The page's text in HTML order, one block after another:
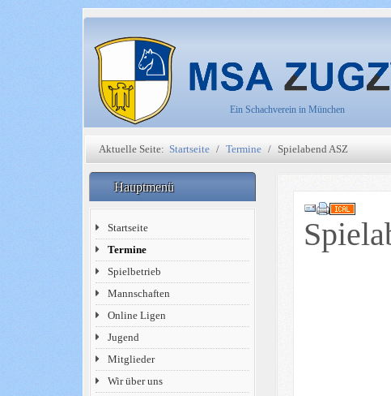
Ein Schachverein in München
Aktuelle Seite:Startseite Termine Spielabend ASZ
Hauptmenü
Startseite
Termine
Spielbetrieb
Mannschaften
Online Ligen
Jugend
Mitglieder
Wir über uns